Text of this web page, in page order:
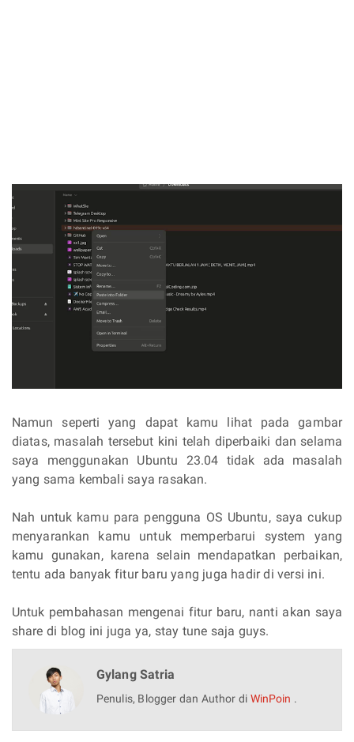
Namun seperti yang dapat kamu lihat pada gambar
diatas, masalah tersebut kini telah diperbaiki dan selama
saya menggunakan Ubuntu 23.04 tidak ada masalah
yang sama kembali saya rasakan.
Nah untuk kamu para pengguna OS Ubuntu, saya cukup
menyarankan kamu untuk memperbarui system yang
kamu gunakan, karena selain mendapatkan perbaikan,
tentu ada banyak fitur baru yang juga hadir di versi ini.
Untuk pembahasan mengenai fitur baru, nanti akan saya
share di blog ini juga ya, stay tune saja guys.
Gylang Satria
Penulis, Blogger dan Author di WinPoin .